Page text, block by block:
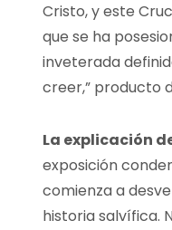
Cristo, y este
que se ha
inveterada
creer,” producto
La explicación
exposición
comienza a
historia salvífica.